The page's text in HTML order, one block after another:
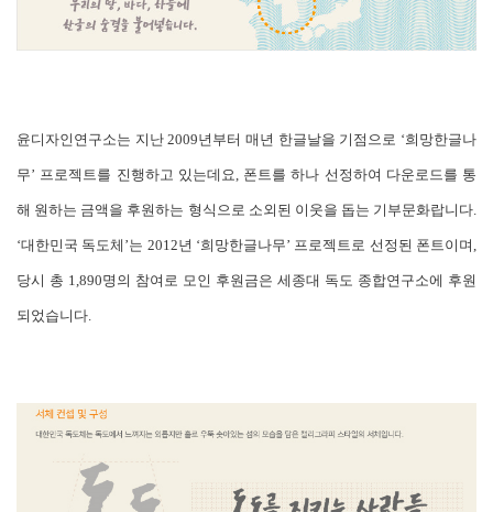
윤디자인연구소는 지난 2009년부터 매년 한글날을 기점으로 ‘희망한글나
무’ 프로젝트를 진행하고 있는데요, 폰트를 하나 선정하여 다운로드를 통
해 원하는 금액을 후원하는 형식으로 소외된 이웃을 돕는 기부문화랍니다.
‘대한민국 독도체’는 2012년 ‘희망한글나무’ 프로젝트로 선정된 폰트이며,
당시 총 1,890명의 참여로 모인 후원금은 세종대 독도 종합연구소에 후원
되었습니다.